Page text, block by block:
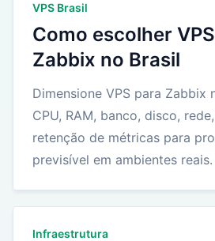
VPS Brasil
Como escolher
Zabbix no Brasil
Dimensione VPS para Zabbix
CPU, RAM, banco, disco,
retenção de métricas para
previsível em ambientes reais.
Infraestrutura